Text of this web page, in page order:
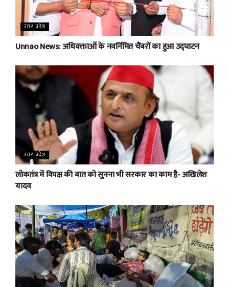
उत्तर प्रदेश
Unnao News: अधिवक्ताओं के नवर्निमित चैंबरों का हुआ उद्घाटन
उत्तर प्रदेश
लोकतंत्र में विपक्ष की बात को सुनना भी सरकार का काम है- अखिलेश
यादव